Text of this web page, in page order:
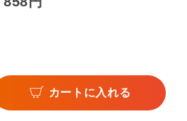
カートに入れる